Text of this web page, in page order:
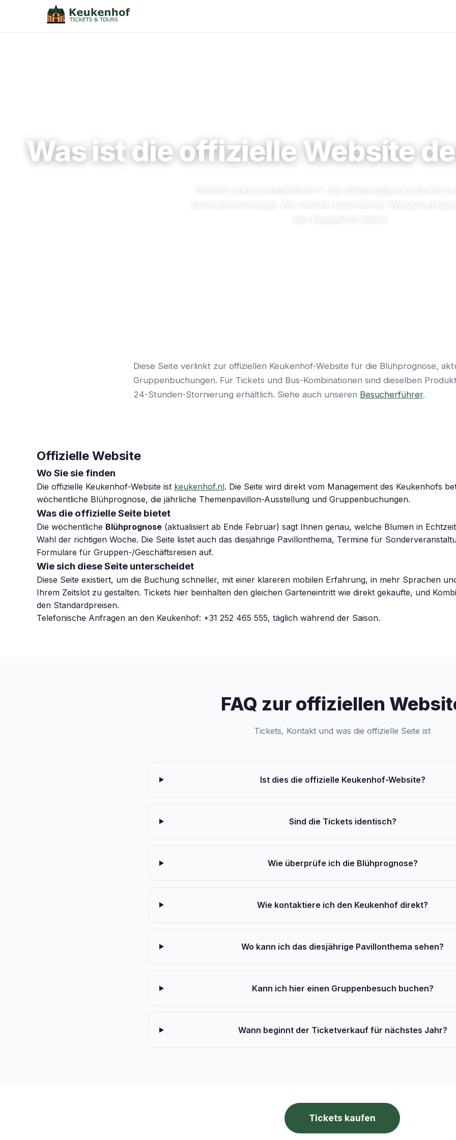
Was ist die offizielle Website
Diese Seite verlinkt zur offiziellen Keukenhof-Website für die Blühprognose,
Gruppenbuchungen. Für Tickets und Bus-Kombinationen sind dieselben
24-Stunden-Stornierung erhältlich. Siehe auch unseren Besucherführer.
Offizielle Website
Wo Sie sie finden
Die offizielle Keukenhof-Website ist keukenhof.nl. Die Seite wird direkt vom Management des Keukenhofs
wöchentliche Blühprognose, die jährliche Themenpavillon-Ausstellung und Gruppenbuchungen.
Was die offizielle Seite bietet
Die wöchentliche Blühprognose (aktualisiert ab Ende Februar) sagt Ihnen genau, welche Blumen in
Wahl der richtigen Woche. Die Seite listet auch das diesjährige Pavillonthema, Termine für
Formulare für Gruppen-/Geschäftsreisen auf.
Wie sich diese Seite unterscheidet
Diese Seite existiert, um die Buchung schneller, mit einer klareren mobilen Erfahrung, in mehr Sprachen
Ihrem Zeitslot zu gestalten. Tickets hier beinhalten den gleichen Garteneintritt wie direkt gekaufte, und
den Standardpreisen.
Telefonische Anfragen an den Keukenhof: +31 252 465 555, täglich während der Saison.
FAQ zur offiziellen
Tickets, Kontakt und was die offizielle Seite ist
Ist dies die offizielle Keukenhof-Website?
Sind die Tickets identisch?
Wie überprüfe ich die Blühprognose?
Wie kontaktiere ich den Keukenhof direkt?
Wo kann ich das diesjährige Pavillonthema sehen?
Kann ich hier einen Gruppenbesuch buchen?
Wann beginnt der Ticketverkauf für nächstes Jahr?
Tickets kaufen